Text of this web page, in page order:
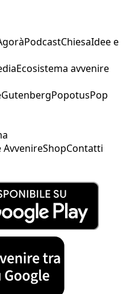
PodcastChiesaIdee e
Ecosistema avvenire
GutenbergPopotusPop
AvvenireShopContatti